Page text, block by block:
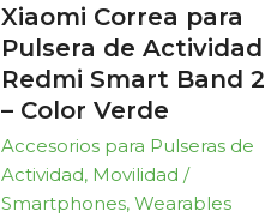
Xiaomi Correa para
Pulsera de Actividad
Redmi Smart Band 2
– Color Verde
Accesorios para Pulseras de
Actividad, Movilidad /
Smartphones, Wearables